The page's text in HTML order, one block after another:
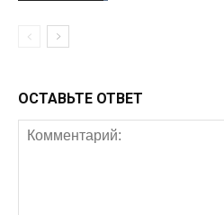
ОСТАВЬТЕ ОТВЕТ